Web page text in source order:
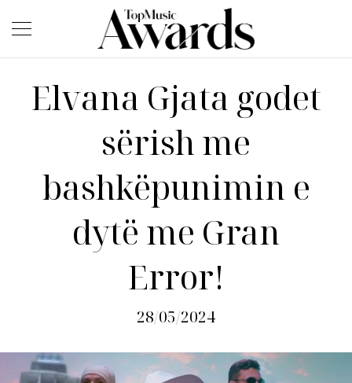
Elvana Gjata godet
sërish me
bashkëpunimin e
dytë me Gran
Error!
28/05/2024